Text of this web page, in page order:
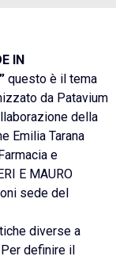
IN
questo è il tema
da Patavium
della
Emilia Tarana
e
E MAURO
sede del
diverse a
definire il